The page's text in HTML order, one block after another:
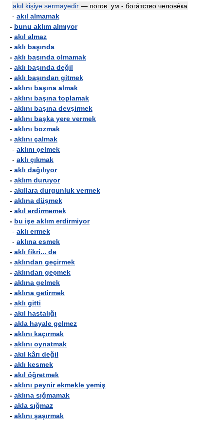
akıl kişiye sermayedir — погов. ум - бога́тство челове́ка
- akıl almamak
- bunu aklım almıyor
- akıl almaz
- aklı başında
- aklı başında olmamak
- aklı başında değil
- aklı başından gitmek
- aklını başına almak
- aklını başına toplamak
- aklını başına devşirmek
- aklını başka yere vermek
- aklını bozmak
- aklını çalmak
- aklını çelmek
- aklı çıkmak
- aklı dağılıyor
- aklım duruyor
- akıllara durgunluk vermek
- aklına düşmek
- akıl erdirmemek
- bu işe aklım erdirmiyor
- aklı ermek
- aklına esmek
- aklı fikri... de
- aklından geçirmek
- aklından geçmek
- aklına gelmek
- aklına getirmek
- aklı gitti
- akıl hastalığı
- akla hayale gelmez
- aklını kaçırmak
- aklını oynatmak
- akıl kârı değil
- aklı kesmek
- akıl öğretmek
- aklını peynir ekmekle yemiş
- aklına sığmamak
- akla sığmaz
- aklını şaşırmak